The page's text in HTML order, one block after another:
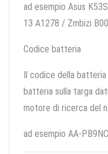
ad esempio Asus
13 A1278 / Zmbizi
Codice batteria
Il codice della
batteria sulla targa
motore di ricerca del
ad esempio AA-